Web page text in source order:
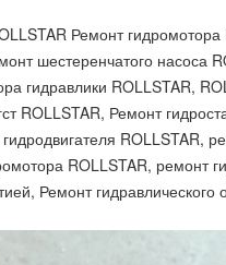
Ремонт гидромотора
шестеренчатого насоса
гидравлики ROLLSTAR,
ROLLSTAR, Ремонт
ROLLSTAR,
ROLLSTAR, ремонт
Ремонт гидравлического